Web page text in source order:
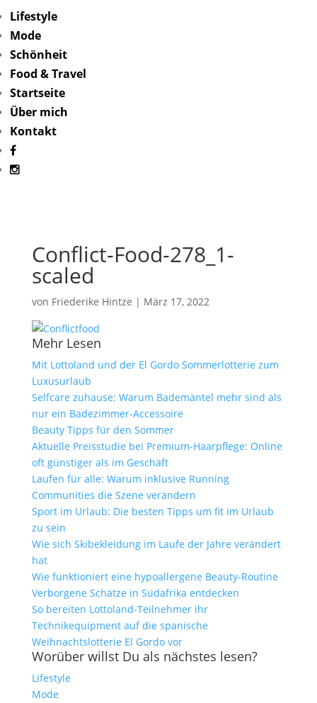
Lifestyle
Mode
Schönheit
Food & Travel
Startseite
Über mich
Kontakt
Conflict-Food-278_1-
scaled
von Friederike Hintze | März 17, 2022
Mehr Lesen
Mit Lottoland und der El Gordo Sommerlotterie zum
Luxusurlaub
Selfcare zuhause: Warum Bademäntel mehr sind als
nur ein Badezimmer-Accessoire
Beauty Tipps für den Sommer
Aktuelle Preisstudie bei Premium-Haarpflege: Online
oft günstiger als im Geschäft
Laufen für alle: Warum inklusive Running
Communities die Szene verändern
Sport im Urlaub: Die besten Tipps um fit im Urlaub
zu sein
Wie sich Skibekleidung im Laufe der Jahre verändert
hat
Wie funktioniert eine hypoallergene Beauty-Routine
Verborgene Schätze in Südafrika entdecken
So bereiten Lottoland-Teilnehmer ihr
Technikequipment auf die spanische
Weihnachtslotterie El Gordo vor
Worüber willst Du als nächstes lesen?
Lifestyle
Mode